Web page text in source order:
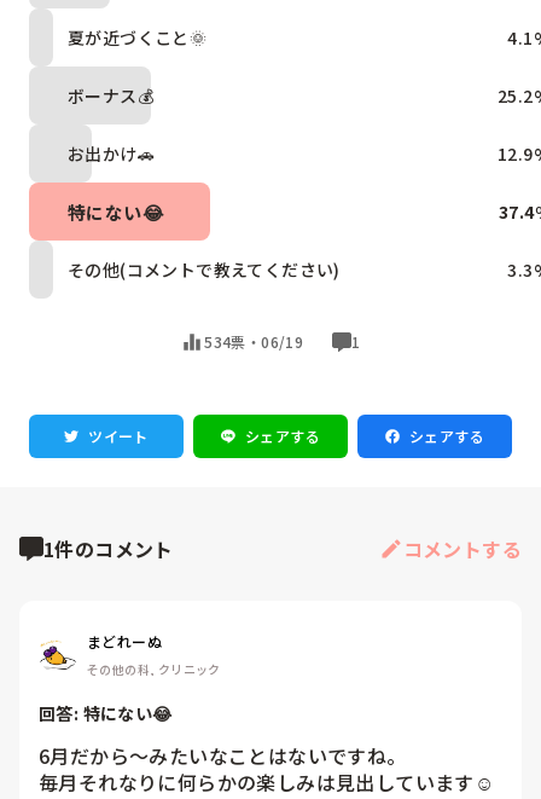
夏が近づくこと🌞 4.1
ボーナス💰 25.2
お出かけ🚗 12.9
特にない😂 37.4
その他(コメントで教えてください) 3.3
534票・06/19 1
ツイート シェアする シェアする
1件のコメント コメントする
まどれーぬ
その他の科, クリニック
回答: 特にない😂
6月だから〜みたいなことはないですね。
毎月それなりに何らかの楽しみは見出しています☺️